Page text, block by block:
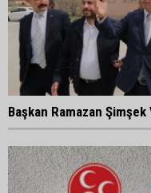
Başkan Ramazan